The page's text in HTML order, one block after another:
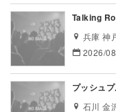
Talking
兵庫 神
2026/
プッシュ
石川 金